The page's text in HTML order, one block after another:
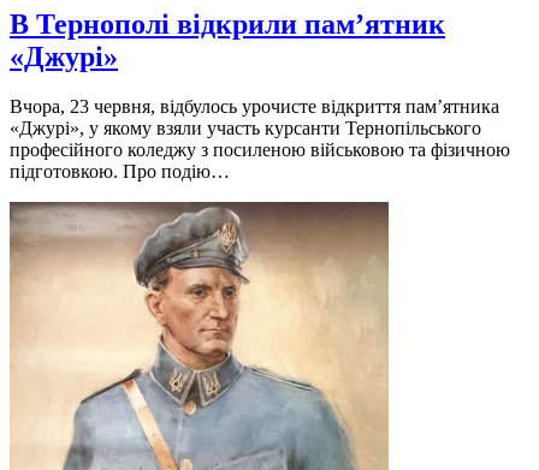
В Тернополі відкрили пам’ятник
«Джурі»
Вчора, 23 червня, відбулось урочисте відкриття пам’ятника
«Джурі», у якому взяли участь курсанти Тернопільського
професійного коледжу з посиленою військовою та фізичною
підготовкою. Про подію…